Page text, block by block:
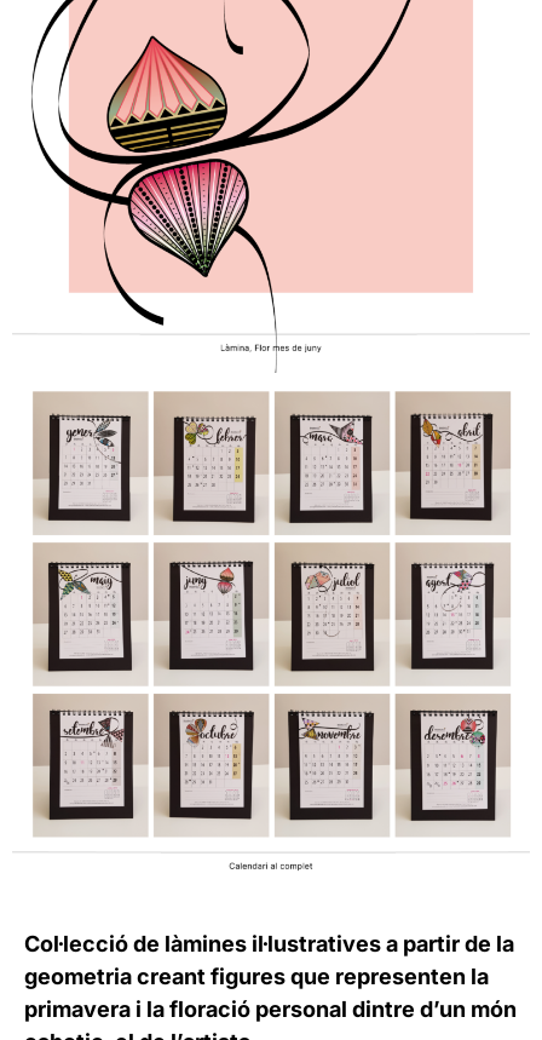
Col·lecció de làmines il·lustratives a partir de la
geometria creant figures que representen la
primavera i la floració personal dintre d’un món